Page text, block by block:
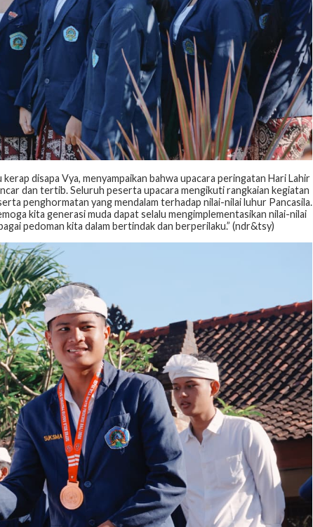
disapa Vya, menyampaikan bahwa upacara peringatan Hari Lahir
dan tertib. Seluruh peserta upacara mengikuti rangkaian kegiatan
penghormatan yang mendalam terhadap nilai-nilai luhur Pancasila.
kita generasi muda dapat selalu mengimplementasikan nilai-nilai
pedoman kita dalam bertindak dan berperilaku.” (ndr&tsy)